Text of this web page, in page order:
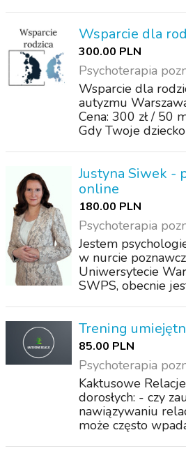
Wsparcie dla
300.00 PLN
Psychoterapia
Wsparcie dla
autyzmu
Cena: 300 zł / 50
Gdy Twoje
Justyna Siwek -
online
180.00 PLN
Psychoterapia
Jestem
w nurcie
Uniwersytecie
SWPS, obecnie
Trening
85.00 PLN
Psychoterapia
Kaktusowe
dorosłych: - czy
nawiązywaniu
może często